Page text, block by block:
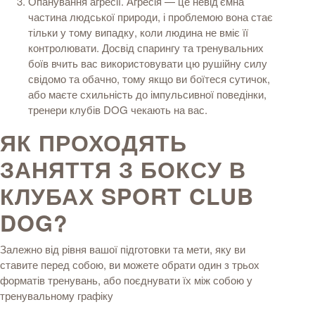
частина людської природи, і проблемою вона стає
тільки у тому випадку, коли людина не вміє її
контролювати. Досвід спарингу та тренувальних
боїв вчить вас використовувати цю рушійну силу
свідомо та обачно, тому якщо ви боїтеся сутичок,
або маєте схильність до імпульсивної поведінки,
тренери клубів DOG чекають на вас.
ЯК ПРОХОДЯТЬ
ЗАНЯТТЯ З БОКСУ В
КЛУБАХ SPORT CLUB
DOG?
Залежно від рівня вашої підготовки та мети, яку ви
ставите перед собою, ви можете обрати один з трьох
форматів тренувань, або поєднувати їх між собою у
тренувальному графіку